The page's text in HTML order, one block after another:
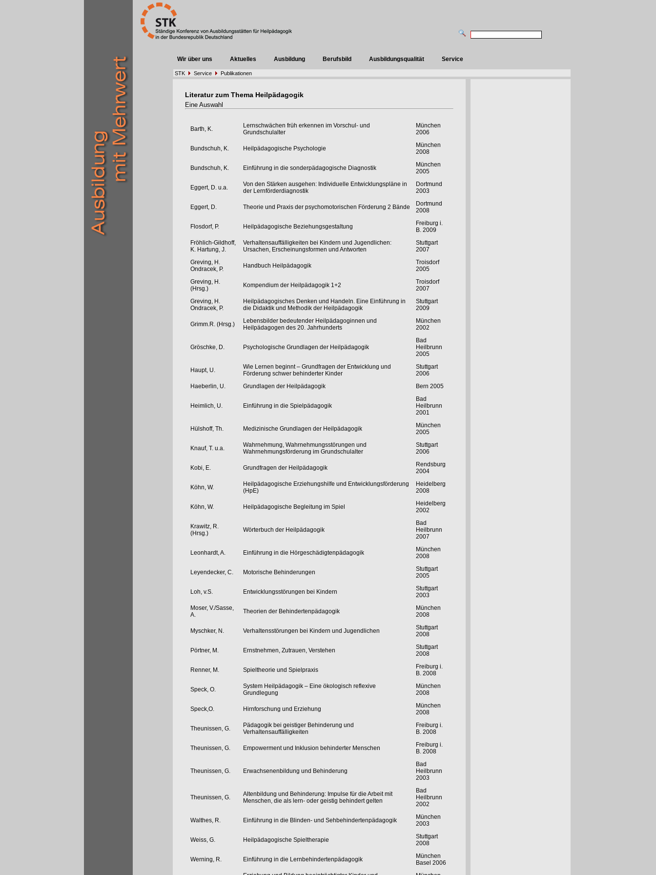
Wir über uns Aktuelles Ausbildung Berufsbild Ausbildungsqualität Service
STK Service Publikationen
Literatur zum Thema Heilpädagogik
Eine Auswahl
Barth, K.
Lernschwächen früh erkennen im Vorschul- und
Grundschulalter
München
2006
Bundschuh, K. Heilpädagogische Psychologie
München
2008
Bundschuh, K. Einführung in die sonderpädagogische Diagnostik
München
2005
Eggert, D. u.a.
Von den Stärken ausgehen: Individuelle Entwicklungspläne in
der Lernförderdiagnostik
Dortmund
2003
Eggert, D. Theorie und Praxis der psychomotorischen Förderung 2 Bände
Dortmund
2008
Flosdorf, P. Heilpädagogische Beziehungsgestaltung
Freiburg i.
B. 2009
Fröhlich-Gildhoff,
K. Hartung, J.
Verhaltensauffälligkeiten bei Kindern und Jugendlichen:
Ursachen, Erscheinungsformen und Antworten
Stuttgart
2007
Greving, H.
Ondracek, P.
Handbuch Heilpädagogik
Troisdorf
2005
Greving, H.
(Hrsg.)
Kompendium der Heilpädagogik 1+2
Troisdorf
2007
Greving, H.
Ondracek, P.
Heilpädagogisches Denken und Handeln. Eine Einführung in
die Didaktik und Methodik der Heilpädagogik
Stuttgart
2009
Grimm.R. (Hrsg.)
Lebensbilder bedeutender Heilpädagoginnen und
Heilpädagogen des 20. Jahrhunderts
München
2002
Gröschke, D. Psychologische Grundlagen der Heilpädagogik
Bad
Heilbrunn
2005
Haupt, U.
Wie Lernen beginnt – Grundfragen der Entwicklung und
Förderung schwer behinderter Kinder
Stuttgart
2006
Haeberlin, U.
Grundlagen der Heilpädagogik Bern 2005
Heimlich, U. Einführung in die Spielpädagogik
Bad
Heilbrunn
2001
Hülshoff, Th. Medizinische Grundlagen der Heilpädagogik
München
2005
Knauf, T. u.a.
Wahrnehmung, Wahrnehmungsstörungen und
Wahrnehmungsförderung im Grundschulalter
Stuttgart
2006
Kobi, E. Grundfragen der Heilpädagogik
Rendsburg
2004
Köhn, W.
Heilpädagogische Erziehungshilfe und Entwicklungsförderung
(HpE)
Heidelberg
2008
Köhn, W. Heilpädagogische Begleitung im Spiel
Heidelberg
2002
Krawitz, R.
(Hrsg.)
Wörterbuch der Heilpädagogik
Bad
Heilbrunn
2007
Leonhardt, A. Einführung in die Hörgeschädigtenpädagogik
München
2008
Leyendecker, C. Motorische Behinderungen
Stuttgart
2005
Loh, v.S. Entwicklungsstörungen bei Kindern
Stuttgart
2003
Moser, V./Sasse,
A.
Theorien der Behindertenpädagogik
München
2008
Myschker, N. Verhaltensstörungen bei Kindern und Jugendlichen
Stuttgart
2008
Pörtner, M. Ernstnehmen, Zutrauen, Verstehen
Stuttgart
2008
Renner, M. Spieltheorie und Spielpraxis
Freiburg i.
B. 2008
Speck, O.
System Heilpädagogik – Eine ökologisch reflexive
Grundlegung
München
2008
Speck,O. Hirnforschung und Erziehung
München
2008
Theunissen, G.
Pädagogik bei geistiger Behinderung und
Verhaltensauffälligkeiten
Freiburg i.
B. 2008
Theunissen, G. Empowerment und Inklusion behinderter Menschen
Freiburg i.
B. 2008
Theunissen, G. Erwachsenenbildung und Behinderung
Bad
Heilbrunn
2003
Theunissen, G.
Altenbildung und Behinderung: Impulse für die Arbeit mit
Menschen, die als lern- oder geistig behindert gelten
Bad
Heilbrunn
2002
Walthes, R. Einführung in die Blinden- und Sehbehindertenpädagogik
München
2003
Weiss, G. Heilpädagogische Spieltherapie
Stuttgart
2008
Werning, R. Einführung in die Lernbehindertenpädagogik
München
Basel 2006